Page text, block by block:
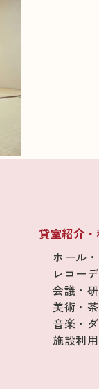
貸室紹介
ホール
レコー
会議・
美術・
音楽・
施設利